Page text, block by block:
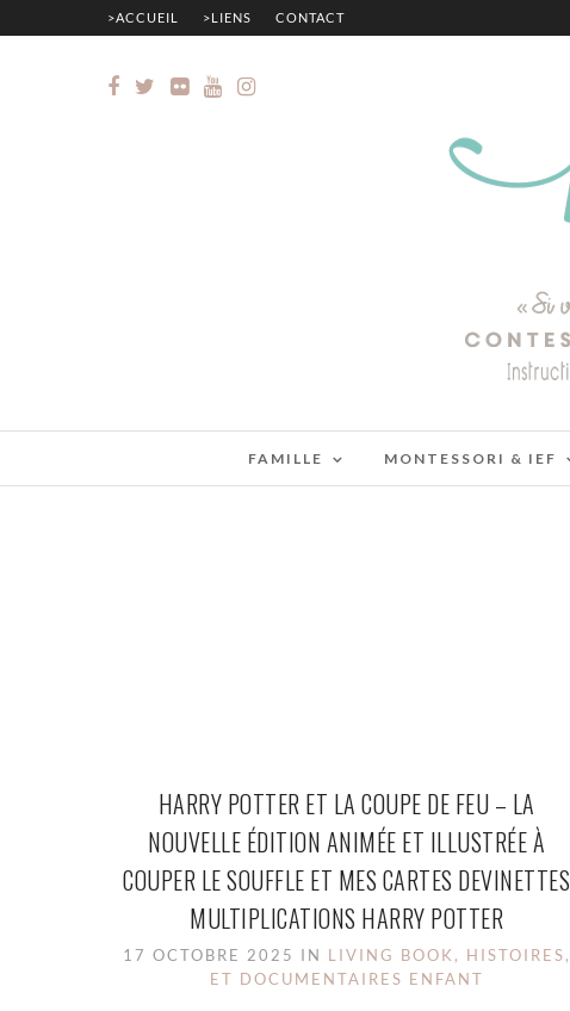
>ACCUEIL >LIENS CONTACT
FAMILLE MONTESSORI & IEF
HARRY POTTER ET LA COUPE DE FEU – LA
NOUVELLE ÉDITION ANIMÉE ET ILLUSTRÉE À
COUPER LE SOUFFLE ET MES CARTES DEVINETTES
MULTIPLICATIONS HARRY POTTER
17 OCTOBRE 2025 IN LIVING BOOK, HISTOIRES,
ET DOCUMENTAIRES ENFANT